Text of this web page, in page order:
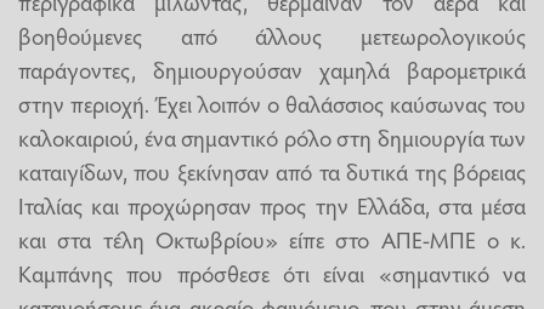
βοηθούμενες από άλλους μετεωρολογικούς
παράγοντες, δημιουργούσαν χαμηλά βαρομετρικά
στην περιοχή. Έχει λοιπόν ο θαλάσσιος καύσωνας του
καλοκαιριού, ένα σημαντικό ρόλο στη δημιουργία των
καταιγίδων, που ξεκίνησαν από τα δυτικά της βόρειας
Ιταλίας και προχώρησαν προς την Ελλάδα, στα μέσα
και στα τέλη Οκτωβρίου» είπε στο ΑΠΕ-ΜΠΕ ο κ.
Καμπάνης που πρόσθεσε ότι είναι «σημαντικό να